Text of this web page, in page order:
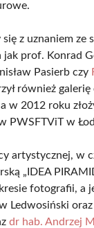
się z uznaniem
prof. Konrad
Pasierb czy
również
w 2012 roku
PWSFTViT w
artystycznej, w
„IDEA
fotografii, a
Ledwosiński
dr hab. Andrzej